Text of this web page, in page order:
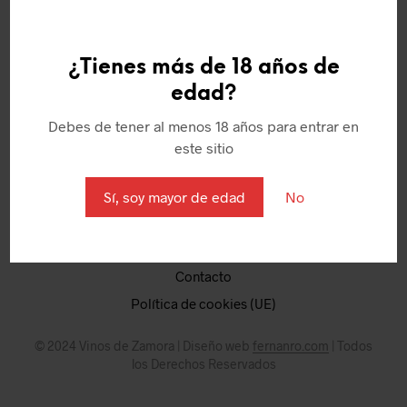
¿Tienes más de 18 años de
edad?
Debes de tener al menos 18 años para entrar en
este sitio
Sí, soy mayor de edad No
Política de Cookies
Términos y condiciones
Puntos
Contacto
Política de cookies (UE)
© 2024 Vinos de Zamora | Diseño web fernanro.com
| Todos
los Derechos Reservados